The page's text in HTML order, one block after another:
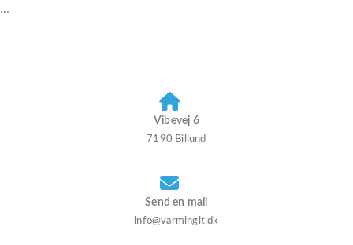
...
Vibevej 6
7190 Billund
Send en mail
info@varmingit.dk